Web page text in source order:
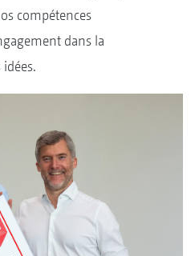
compétences
dans la